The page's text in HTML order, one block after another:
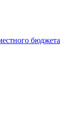
бюджета